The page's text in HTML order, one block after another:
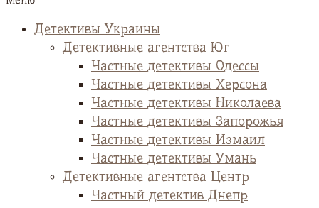
Детективы Украины
Детективные агентства Юг
Частные детективы Одессы
Частные детективы Херсона
Частные детективы Николаева
Частные детективы Запорожья
Частные детективы Измаил
Частные детективы Умань
Детективные агентства Центр
Частный детектив Днепр